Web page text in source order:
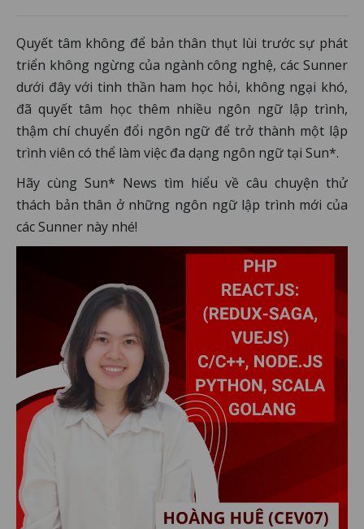
Quyết tâm không để bản thân thụt lùi trước sự phát
triển không ngừng của ngành công nghệ, các Sunner
dưới đây với tinh thần ham học hỏi, không ngại khó,
đã quyết tâm học thêm nhiều ngôn ngữ lập trình,
thậm chí chuyển đổi ngôn ngữ để trở thành một lập
trình viên có thể làm việc đa dạng ngôn ngữ tại Sun*.
Hãy cùng Sun* News tìm hiểu về câu chuyện thử
thách bản thân ở những ngôn ngữ lập trình mới của
các Sunner này nhé!